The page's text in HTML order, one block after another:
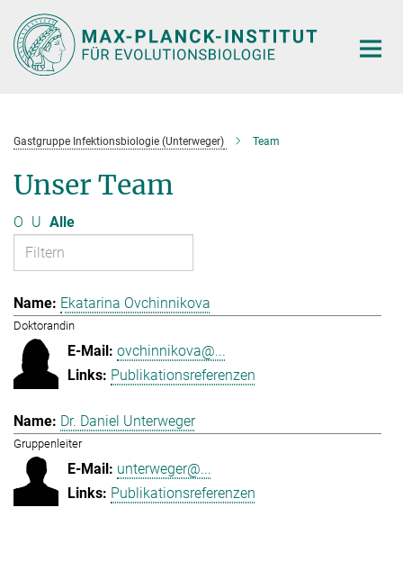
Hauptinhalt
Gastgruppe Infektionsbiologie (Unterweger) Team
Unser Team
O U Alle
Ekatarina Ovchinnikova
Doktorandin
ovchinnikova@...
Publikationsreferenzen
Dr. Daniel Unterweger
Gruppenleiter
unterweger@...
Publikationsreferenzen